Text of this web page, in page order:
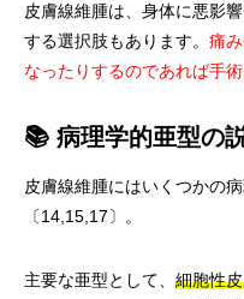
皮膚線維腫は、身体に悪影
する選択肢もあります。 痛
なったりするのであれば手術
📚 病理学的亜型の
皮膚線維腫にはいくつかの
〔14,15,17〕。
主要な亜型として、 細胞性